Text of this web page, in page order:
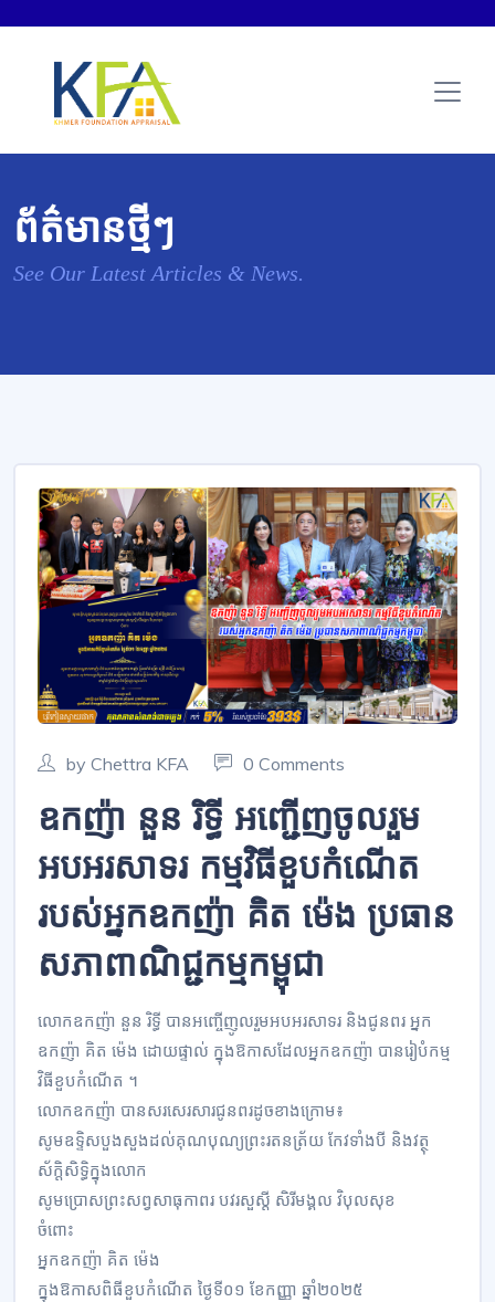
ព័ត៌មានថ្មីៗ
See Our Latest Articles & News.
by Chettra KFA 0 Comments
ឧកញ៉ា នួន រិទ្ធី អញ្ជើញចូលរួម
អបអរសាទរ កម្មវិធីខួបកំណើត
របស់អ្នកឧកញ៉ា គិត ម៉េង ប្រធាន
សភាពាណិជ្ជកម្មកម្ពុជា
លោកឧកញ៉ា នួន រិទ្ធី បានអញ្ចើញូលរួមអបអរសាទរ និងជូនពរ អ្នក
ឧកញ៉ា គិត ម៉េង ដោយផ្ទាល់ ក្នុងឱកាសដែលអ្នកឧកញ៉ា បានរៀបំកម្ម
វិធីខួបកំណើត ។
លោកឧកញ៉ា បានសរសេរសារជូនពរដូចខាងក្រោម៖
សូមឧទ្ទិសបួងសួងដល់គុណបុណ្យព្រះរតនត្រ័យ កែវទាំងបី និងវត្ថុ
ស័ក្តិសិទ្ធិក្នុងលោក
សូមប្រោសព្រះសព្វសាធុកាពរ បវរសួស្តី សិរីមង្គល វិបុលសុខ
ចំពោះ
អ្នកឧកញ៉ា គិត ម៉េង
ក្នុងឱកាសពិធីខួបកំណើត ថ្ងៃទី០១ ខែកញ្ញា ឆ្នាំ២០២៥